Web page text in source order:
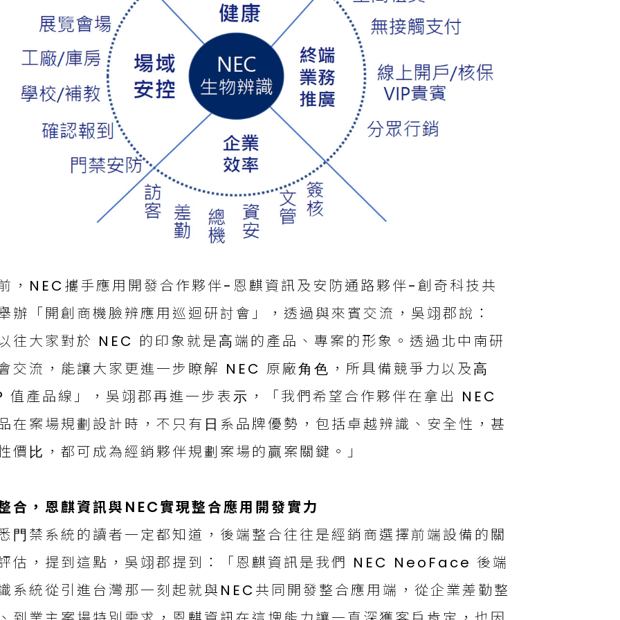
，NEC攜⼿應⽤開發合作夥伴-恩麒資訊及安防通路夥伴-創奇科技共
辦「開創商機臉辨應用巡迴研討會」，透過與來賓交流，吳翊郡說：
往⼤家對於 NEC 的印象就是⾼端的產品、專案的形象。透過北中南研
交流，能讓⼤家更進⼀步瞭解 NEC 原廠⾓⾊，所具備競爭⼒以及⾼
值產品線」，吳翊郡再進⼀步表⽰，「我們希望合作夥伴在拿出 NEC
在案場規劃設計時，不只有⽇系品牌優勢，包括卓越辨識、安全性，甚
價⽐，都可成為經銷夥伴規劃案場的贏案關鍵。」
合，恩麒資訊與NEC實現整合應⽤開發實⼒
⾨禁系統的讀者⼀定都知道，後端整合往往是經銷商選擇前端設備的關
估，提到這點，吳翊郡提到：「恩麒資訊是我們 NEC NeoFace 後端
系統從引進台灣那⼀刻起就與NEC共同開發整合應⽤端，從企業差勤整